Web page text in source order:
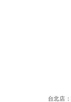
台北店